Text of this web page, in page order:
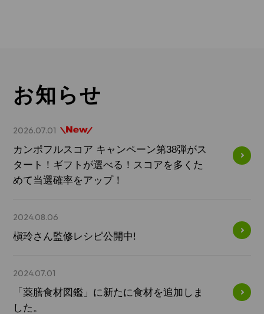
お知らせ
2026.07.01
カンポフルスコア キャンペーン第38弾がス
タート！ギフトが選べる！スコアを多くた
めて当選確率をアップ！​
2024.08.06
槇玲さん監修レシピ公開中!​
2024.07.01
「薬膳食材図鑑」に新たに食材を追加しま
した。​